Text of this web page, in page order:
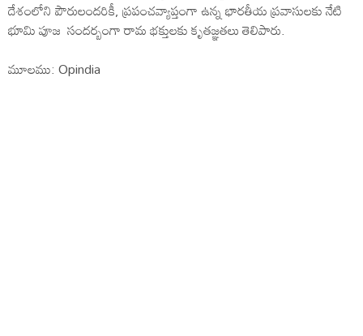
దేశంలోని పౌరులందరికీ, ప్రపంచవ్యాప్తంగా ఉన్న భారతీయ ప్రవాసులకు నేటి
భూమి పూజ సందర్బంగా రామ భక్తులకు కృతజ్ఞతలు తెలిపారు.
మూలము: Opindia